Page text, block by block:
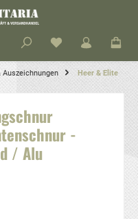
Auszeichnungen Heer & Elite
-
/ Alu